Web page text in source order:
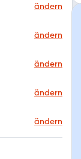
ändern
ändern
ändern
ändern
ändern